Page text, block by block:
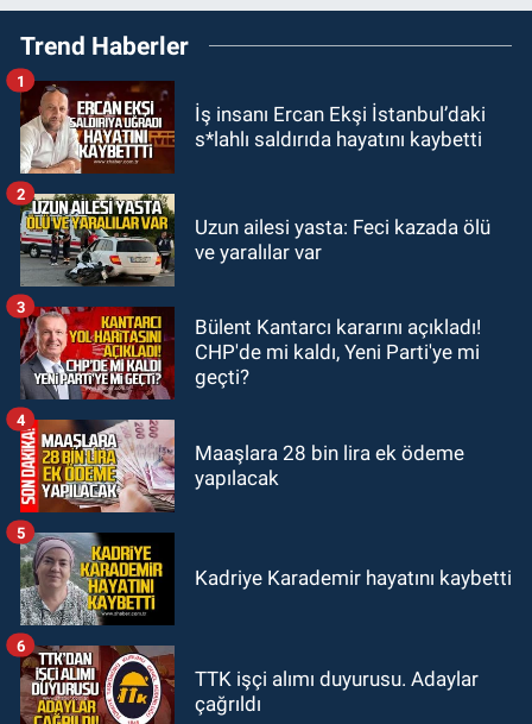
19:46Cumhurbaşkanı Erdoğan’ın
fotoğrafını söküp indirdi
18:48
18:36AK Parti teşkilatları
GÜNDEM
18:18Gurbetçi Elmaslar
Zonguldakspor’a destek oldu
Trend Haberler
İş insanı Ercan Ekşi İstanbul’daki
s*lahlı saldırıda hayatını kaybetti
1
Uzun ailesi yasta: Feci kazada ölü
ve yaralılar var
2
Bülent Kantarcı kararını açıkladı!
CHP'de mi kaldı, Yeni Parti'ye mi
geçti?
3
Maaşlara 28 bin lira ek ödeme
yapılacak
4
Kadriye Karademir hayatını kaybetti
5
TTK işçi alımı duyurusu. Adaylar
çağrıldı
6